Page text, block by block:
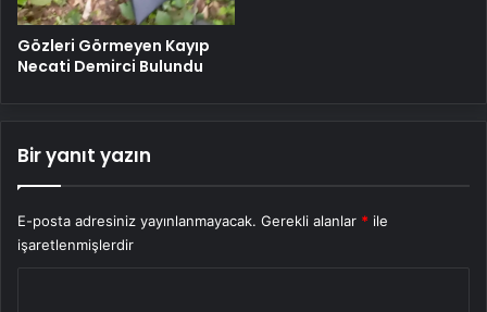
Gözleri Görmeyen Kayıp
Necati Demirci Bulundu
Bir yanıt yazın
E-posta adresiniz yayınlanmayacak. Gerekli alanlar * ile
işaretlenmişlerdir